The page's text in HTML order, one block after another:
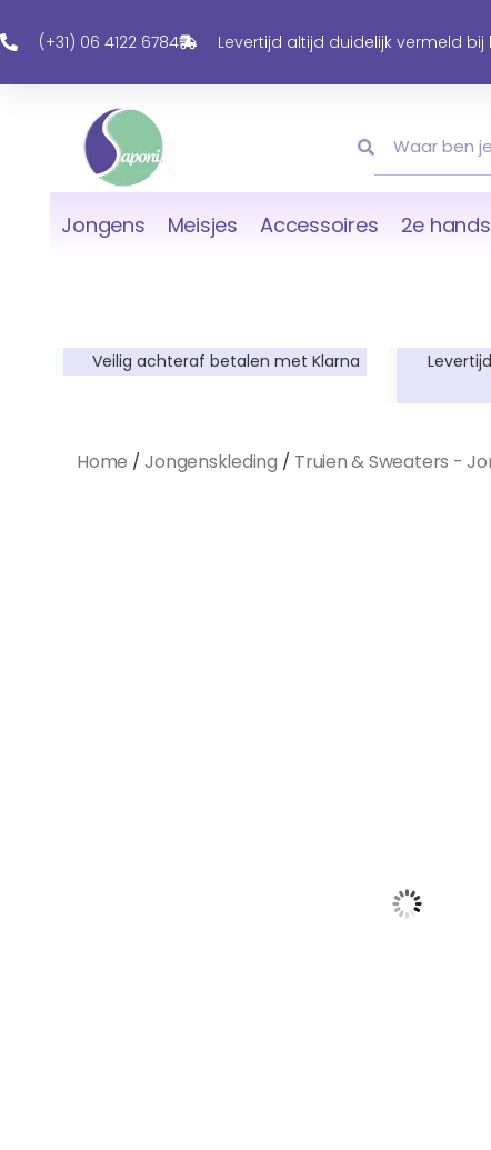
Naar
Inhoud
(+31) 06 4122 6784 Levertijd altijd duidelijk vermeld
Jongens Meisjes Accessoires 2e
Veilig achteraf betalen met Klarna
Home /Jongenskleding / Truien & Sweaters -